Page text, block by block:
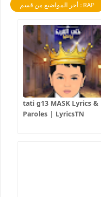
أخر المواضيع من قسم : RAP
tati g13 MASK Lyrics &
Paroles | LyricsTN